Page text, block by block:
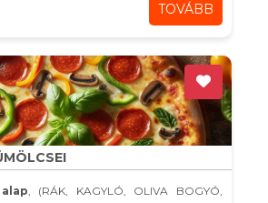
TOVÁBB
, (RÁK, KAGYLÓ, OLIVA BOGYÓ,